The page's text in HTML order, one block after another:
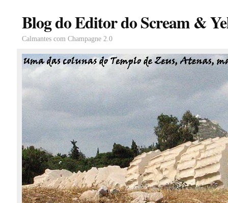
Blog do Editor do Scream &
Calmantes com Champagne 2.0